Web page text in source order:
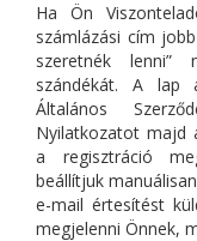
Ha Ön
számlázási cím
szeretnék lenni”
szándékát. A lap
Általános
Nyilatkozatot majd
a regisztráció
beállítjuk
e-mail értesítést
megjelenni Önnek,